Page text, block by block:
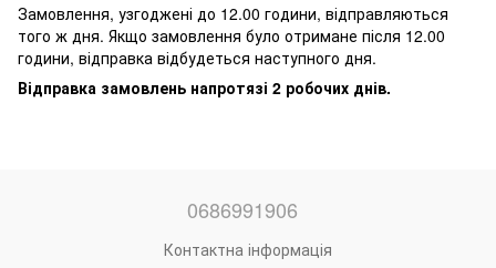
Замовлення, узгоджені до 12.00 години, відправляються
того ж дня. Якщо замовлення було отримане після 12.00
години, відправка відбудеться наступного дня.
Відправка замовлень напротязі 2 робочих днів.
0686991906
Контактна інформація